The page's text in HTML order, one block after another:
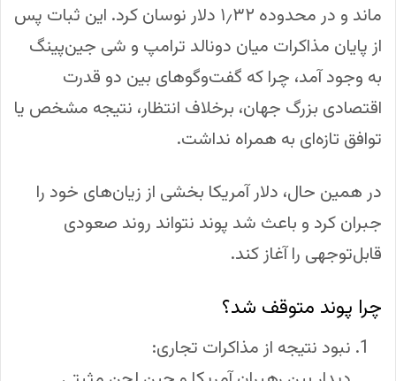
ماند و در محدوده ۱٫۳۲ دلار نوسان کرد. این ثبات پس
از پایان مذاکرات میان دونالد ترامپ و شی جین‌پینگ
به وجود آمد، چرا که گفت‌وگوهای بین دو قدرت
اقتصادی بزرگ جهان، برخلاف انتظار، نتیجه مشخص یا
توافق تازه‌ای به همراه نداشت.
در همین حال، دلار آمریکا بخشی از زیان‌های خود را
جبران کرد و باعث شد پوند نتواند روند صعودی
قابل‌توجهی را آغاز کند.
چرا پوند متوقف شد؟
نبود نتیجه از مذاکرات تجاری: